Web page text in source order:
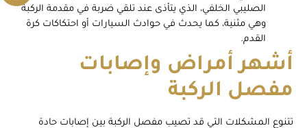
الصليبي الخلفي، الذي يتأذى عند تلقي ضربة في مقدمة الركبة
وهي مثنية، كما يحدث في حوادث السيارات أو احتكاكات كرة
القدم.
أشهر أمراض وإصابات
مفصل الركبة
تتنوع المشكلات التي قد تصيب مفصل الركبة بين إصابات حادة